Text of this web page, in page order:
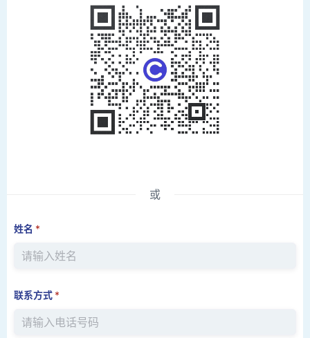
或
姓名 *
联系方式 *